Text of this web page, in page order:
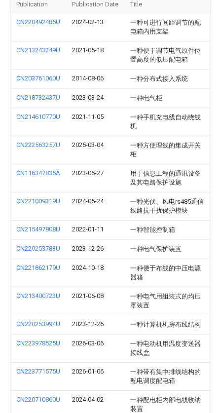
Publication Publication Date Title
CN220492485U 2024-02-13
一种可进行间距调节的配
电箱内用支架
CN213243249U 2021-05-18
一种便于调节电气原件位
置高度的低压配电箱
CN203761060U 2014-08-06 一种分布式接入系统
CN218732437U 2023-03-24 一种电气柜
CN214610770U 2021-11-05
一种手机充电线自动绕线
机
CN222563257U 2025-03-04
一种方便理线的集成开关
柜
CN116347835A 2023-06-27
用于信息工程的通讯设备
及其电路保护设施
CN221009319U 2024-05-24
一种光伏、风电rs485通信
线路抗干扰保护模块
CN215497808U 2022-01-11 一种智能控制箱
CN220253783U 2023-12-26 一种电气保护装置
CN221862179U 2024-10-18
一种便于布线的中压电源
器箱
CN213400723U 2021-06-08
一种电气用组装式的均压
罩装置
CN220253994U 2023-12-26 一种计算机机房布线结构
CN223978525U 2026-03-06
一种电动机用温度变送器
接线盒
CN223771575U 2026-01-06
一种带有集中排线结构的
配电调度配电箱
CN220710860U 2024-04-02
一种配电柜内部电线收纳
装置